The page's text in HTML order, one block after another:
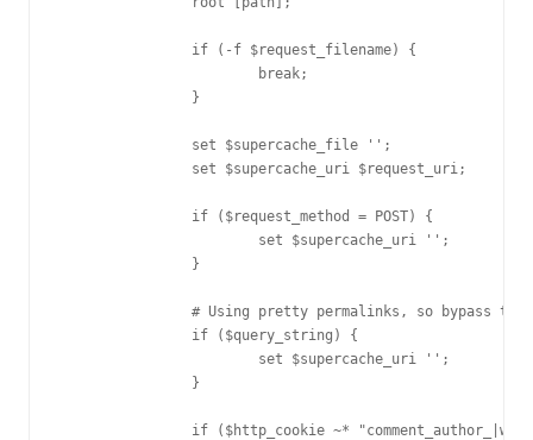
                if (-f $request_filename) {
                        break;
                }
                set $supercache_file '';
                set $supercache_uri $request_uri;
                if ($request_method = POST) {
                        set $supercache_uri '';
                }
# Using pretty permalinks, so bypass the
                if ($query_string) {
                        set $supercache_uri '';
                }
if ($http_cookie ~*